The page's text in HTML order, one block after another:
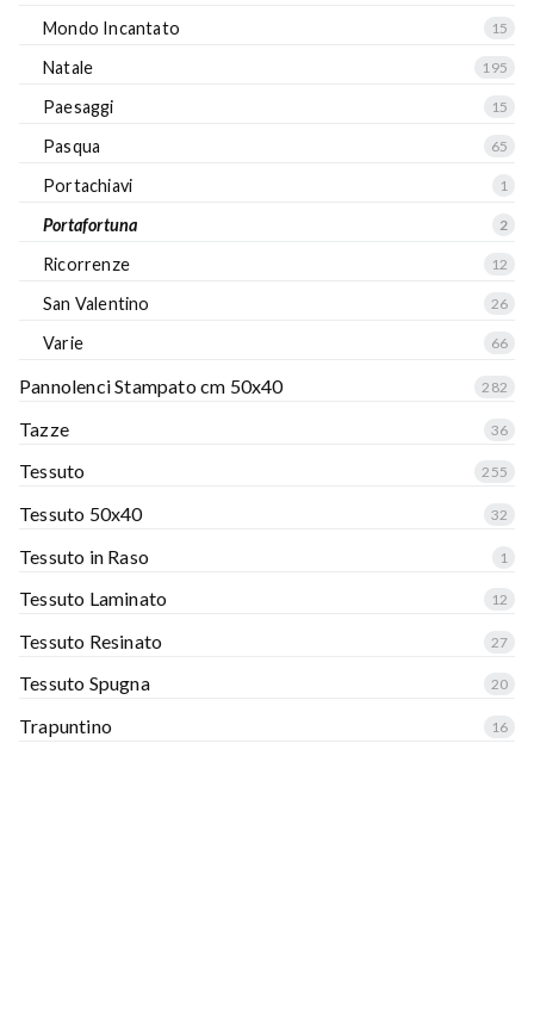
Mondo Incantato 15
Natale 195
Paesaggi 15
Pasqua 65
Portachiavi 1
Portafortuna 2
Ricorrenze 12
San Valentino 26
Varie 66
Pannolenci Stampato cm 50x40 282
Tazze 36
Tessuto 255
Tessuto 50x40 32
Tessuto in Raso 1
Tessuto Laminato 12
Tessuto Resinato 27
Tessuto Spugna 20
Trapuntino 16